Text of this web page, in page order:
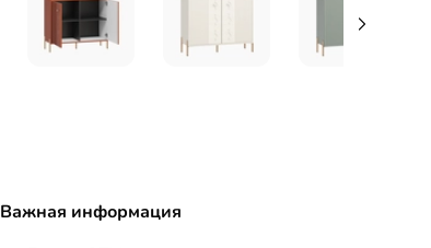
Важная информация